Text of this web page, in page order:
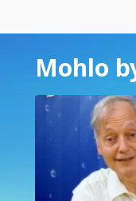
Mohlo